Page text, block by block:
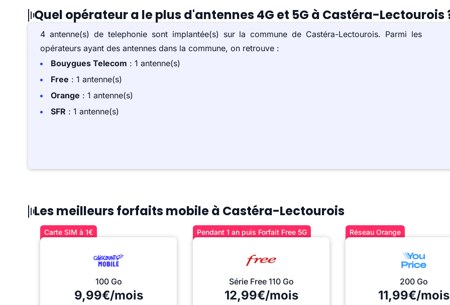
Quel opérateur a le plus d'antennes 4G et 5G à Castéra-Lectourois
4 antenne(s) de telephonie sont implantée(s) sur la commune de Castéra-Lectourois. Parmi les
opérateurs ayant des antennes dans la commune, on retrouve :
Bouygues Telecom : 1 antenne(s)
Free : 1 antenne(s)
Orange : 1 antenne(s)
SFR : 1 antenne(s)
Les meilleurs forfaits mobile à Castéra-Lectourois
Carte SIM à 1€
100 Go
9,99€/mois
Pendant 1 an puis Forfait Free 5G
Série Free 110 Go
12,99€/mois
Réseau Orange
200 Go
11,99€/mois